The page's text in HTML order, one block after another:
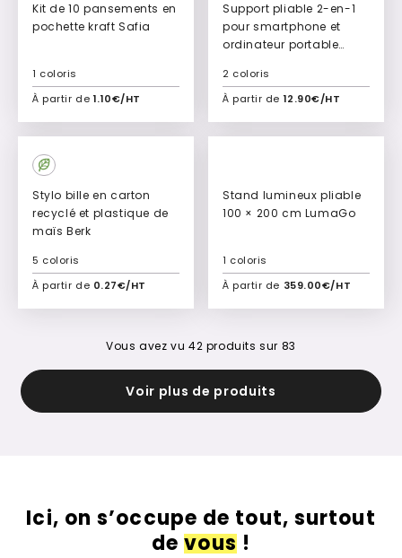
Kit de 10 pansements en
pochette kraft Safia
À partir de 1.10€/HT
1 coloris
Ajouter à mon devis
Support pliable 2-en-1
pour smartphone et
ordinateur portable
À partir de 12.90€/HT
2 coloris
Ajouter à mon devis
New
Stylo bille en carton
recyclé et plastique de
maïs Berk
À partir de 0.27€/HT
5 coloris
Ajouter à mon devis
Stand lumineux pliable
100 × 200 cm LumaGo
À partir de 359.00€/HT
1 coloris
Ajouter à mon devis
Vous avez vu 42 produits sur 83
Voir plus de produits
Ici, on s’occupe de tout, surtout
devous!